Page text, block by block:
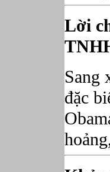
Lời
Sang
đặc